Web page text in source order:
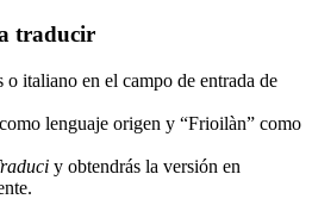
traducir
o italiano en el campo de entrada de
lenguaje origen y “Frioilàn” como
y obtendrás la versión en